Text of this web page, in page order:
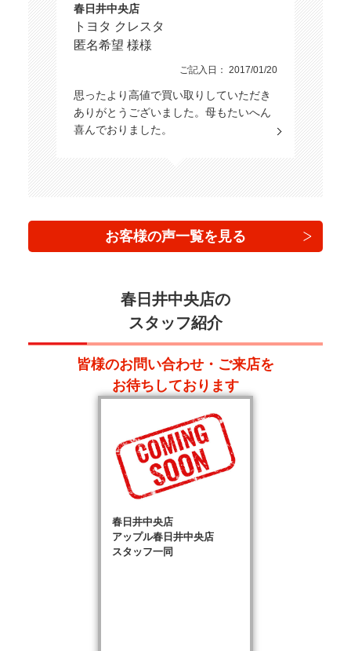
春日井中央店
トヨタ クレスタ
匿名希望 様様
ご記入日： 2017/01/20
思ったより高値で買い取りしていただき
ありがとうございました。母もたいへん
喜んでおりました。
お客様の声一覧を見る
春日井中央店の
スタッフ紹介
皆様のお問い合わせ・ご来店を
お待ちしております
春日井中央店
アップル春日井中央店
スタッフ一同